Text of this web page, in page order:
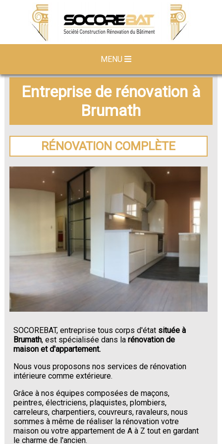
MENU
Entreprise de rénovation à
Brumath
RÉNOVATION COMPLÈTE
SOCOREBAT, entreprise tous corps d'état située à
Brumath, est spécialisée dans larénovation de
maison et d'appartement.
Nous vous proposons nos services de rénovation
intérieure comme extérieure.
Grâce à nos équipes composées de maçons,
peintres, électriciens, plaquistes, plombiers,
carreleurs, charpentiers, couvreurs, ravaleurs, nous
sommes à même de réaliser la rénovation votre
maison ou votre appartement de A à Z tout en gardant
le charme de l'ancien.